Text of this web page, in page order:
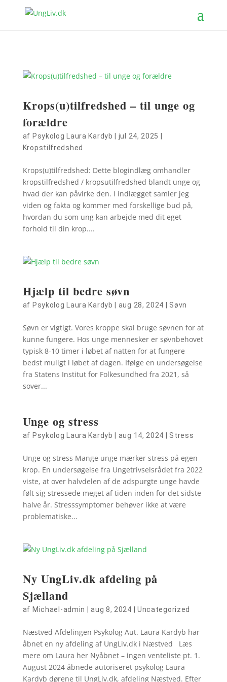
Krops(u)tilfredshed – til unge og
forældre
af Psykolog Laura Kardyb jul 24, 2025
Kropstilfredshed
Krops(u)tilfredshed: Dette blogindlæg omhandler
kropstilfredshed / kropsutilfredshed blandt unge og
hvad der kan påvirke den. I indlægget samler jeg
viden og fakta og kommer med forskellige bud på,
hvordan du som ung kan arbejde med dit eget
forhold til din krop....
Hjælp til bedre søvn
af Psykolog Laura Kardyb aug 28, 2024 Søvn
Søvn er vigtigt. Vores kroppe skal bruge søvnen for at
kunne fungere. Hos unge mennesker er søvnbehovet
typisk 8-10 timer i løbet af natten for at fungere
bedst muligt i løbet af dagen. Ifølge en undersøgelse
fra Statens Institut for Folkesundhed fra 2021, så
sover...
Unge og stress
af Psykolog Laura Kardyb aug 14, 2024 Stress
Unge og stress Mange unge mærker stress på egen
krop. En undersøgelse fra Ungetrivselsrådet fra 2022
viste, at over halvdelen af de adspurgte unge havde
følt sig stressede meget af tiden inden for det sidste
halve år. Stresssymptomer behøver ikke at være
problematiske...
Ny UngLiv.dk afdeling på
Sjælland
af Michael-admin |aug 8, 2024 Uncategorized
Næstved Afdelingen Psykolog Aut. Laura Kardyb har
åbnet en ny afdeling af UngLiv.dk i Næstved Læs
mere om Laura her Nyåbnet – ingen venteliste pt. 1.
August 2024 åbnede autoriseret psykolog Laura
Kardyb dørene til UngLiv.dk, afdeling Næstved. Efter